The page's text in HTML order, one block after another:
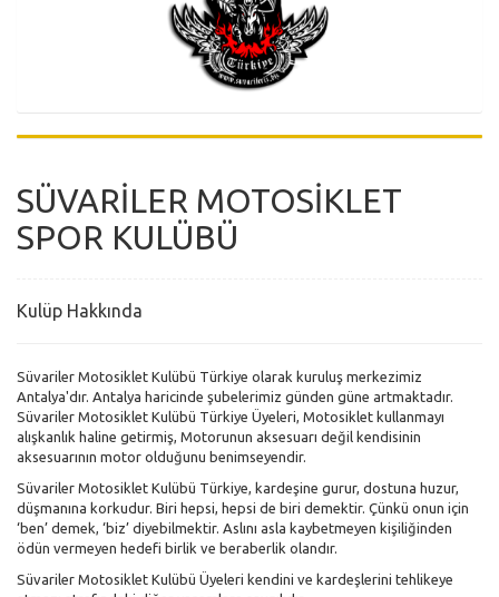
SÜVARİLER MOTOSİKLET
SPOR KULÜBÜ
Kulüp Hakkında
Süvariler Motosiklet Kulübü Türkiye olarak kuruluş merkezimiz
Antalya'dır. Antalya haricinde şubelerimiz günden güne artmaktadır.
Süvariler Motosiklet Kulübü Türkiye Üyeleri, Motosiklet kullanmayı
alışkanlık haline getirmiş, Motorunun aksesuarı değil kendisinin
aksesuarının motor olduğunu benimseyendir.
Süvariler Motosiklet Kulübü Türkiye, kardeşine gurur, dostuna huzur,
düşmanına korkudur. Biri hepsi, hepsi de biri demektir. Çünkü onun için
‘ben’ demek, ‘biz’ diyebilmektir. Aslını asla kaybetmeyen kişiliğinden
ödün vermeyen hedefi birlik ve beraberlik olandır.
Süvariler Motosiklet Kulübü Üyeleri kendini ve kardeşlerini tehlikeye